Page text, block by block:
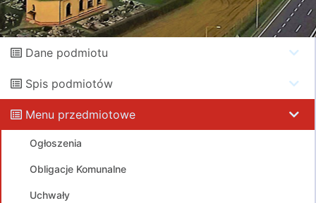
Dane podmiotu
Spis podmiotów
Menu przedmiotowe
Ogłoszenia
Obligacje Komunalne
Uchwały